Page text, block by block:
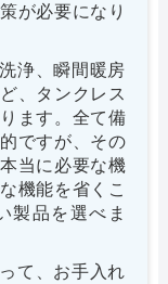
が必要になり
浄、瞬間暖房
、タンクレス
ます。全て備
ですが、その
当に必要な機
機能を省くこ
製品を選べま
て、お手入れ